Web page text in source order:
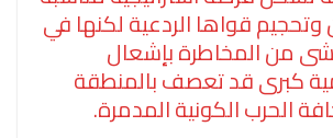
قواها الردعية لكنها في
من المخاطرة بإشعال
كبرى قد تعصف بالمنطقة
الحرب الكونية المدمرة.